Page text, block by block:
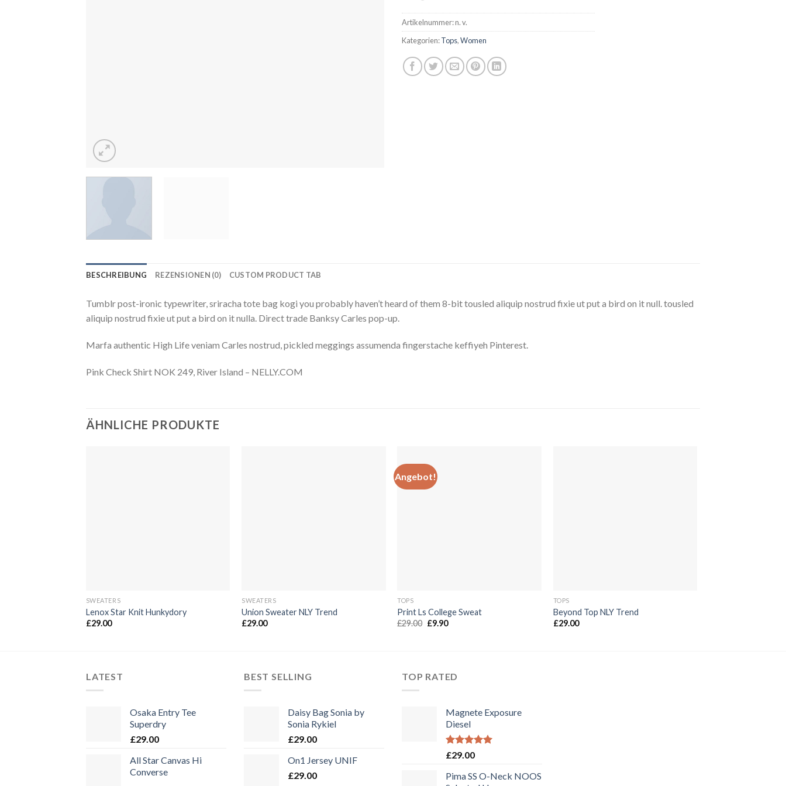
Artikelnummer:n. v.
Kategorien:Tops,Women
BESCHREIBUNG REZENSIONEN (0) CUSTOM PRODUCT TAB
Tumblr post-ironic typewriter, sriracha tote bag kogi you probably haven’t heard of them 8-bit tousled aliquip nostrud fixie ut put a bird on it null. tousled
aliquip nostrud fixie ut put a bird on it nulla. Direct trade Banksy Carles pop-up.
Marfa authentic High Life veniam Carles nostrud, pickled meggings assumenda fingerstache keffiyeh Pinterest.
Pink Check Shirt NOK 249, River Island – NELLY.COM
ÄHNLICHE PRODUKTE
SWEATERS
Lenox Star Knit Hunkydory
£29.00
SWEATERS
Union Sweater NLY Trend
£29.00
Angebot!
TOPS
Print Ls College Sweat
£29.00 Ursprünglicher
£9.90Aktueller
TOPS
Beyond Top NLY Trend
£29.00
LATEST
Osaka Entry Tee
Superdry
£29.00
All Star Canvas Hi
Converse
BEST SELLING
Daisy Bag Sonia by
Sonia Rykiel
£29.00
On1 Jersey UNIF
£29.00
TOP RATED
Magnete Exposure
Diesel
Bewertet
von 5
£29.00
Pima SS O-Neck NOOS